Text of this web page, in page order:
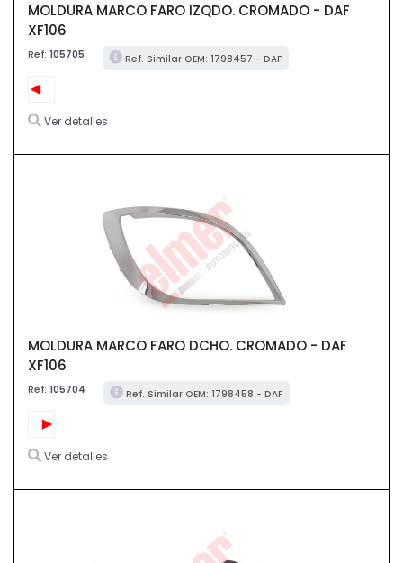
MOLDURA MARCO FARO IZQDO. CROMADO - DAF
XF106
Ref: 105705 Ref. Similar OEM: 1798457 - DAF
Ver detalles
MOLDURA MARCO FARO DCHO. CROMADO - DAF
XF106
Ref: 105704 Ref. Similar OEM: 1798458 - DAF
Ver detalles